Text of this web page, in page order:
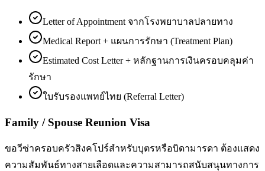
Letter of Appointment จากโรงพยาบาลปลายทาง
Medical Report + แผนการรักษา (Treatment Plan)
Estimated Cost Letter + หลักฐานการเงินครอบคลุมค่า
รักษา
ใบรับรองแพทย์ไทย (Referral Letter)
Family / Spouse Reunion Visa
ขอวีซ่าครอบครัวสิงคโปร์สำหรับบุตรหรือบิดามารดา ต้องแสดง
ความสัมพันธ์ทางสายเลือดและความสามารถสนับสนุนทางการ